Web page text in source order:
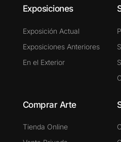
Exposiciones
Exposición Actual
Exposiciones Anteriores
En el Exterior
Comprar Arte
Tienda Online